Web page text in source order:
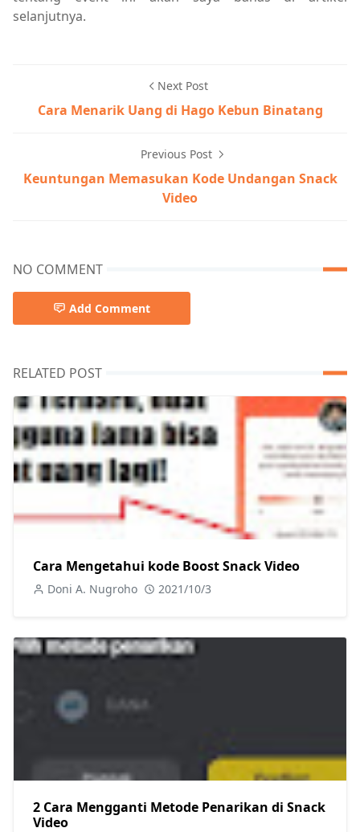
selanjutnya.
Next Post
Cara Menarik Uang di Hago Kebun Binatang
Previous Post
Keuntungan Memasukan Kode Undangan Snack
Video
NO COMMENT
Add Comment
RELATED POST
Cara Mengetahui kode Boost Snack Video
Doni A. Nugroho 2021/10/3
2 Cara Mengganti Metode Penarikan di Snack
Video